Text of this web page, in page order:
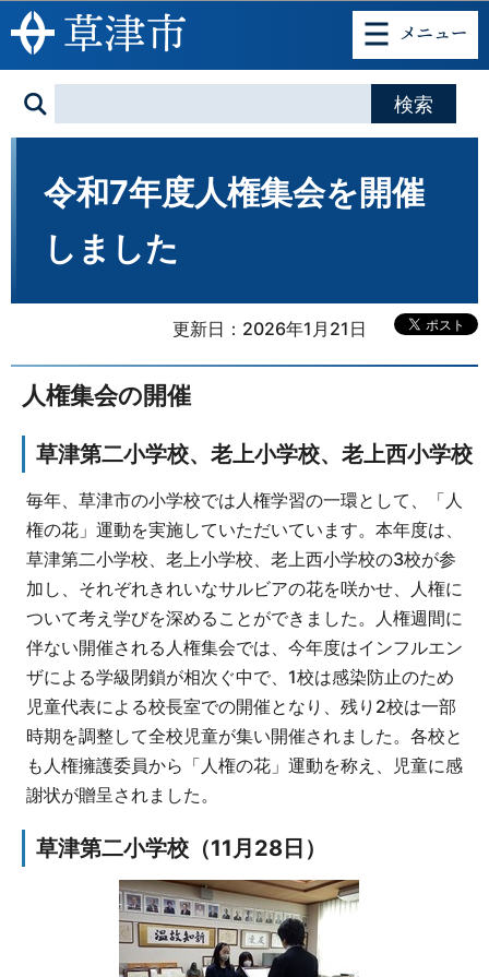
このページの本文へ移動
令和7年度人権集会を開催
しました
更新日：2026年1月21日
人権集会の開催
草津第二小学校、老上小学校、老上西小学校
毎年、草津市の小学校では人権学習の一環として、「人
権の花」運動を実施していただいています。本年度は、
草津第二小学校、老上小学校、老上西小学校の3校が参
加し、それぞれきれいなサルビアの花を咲かせ、人権に
ついて考え学びを深めることができました。人権週間に
伴ない開催される人権集会では、今年度はインフルエン
ザによる学級閉鎖が相次ぐ中で、1校は感染防止のため
児童代表による校長室での開催となり、残り2校は一部
時期を調整して全校児童が集い開催されました。各校と
も人権擁護委員から「人権の花」運動を称え、児童に感
謝状が贈呈されました。
草津第二小学校（11月28日）